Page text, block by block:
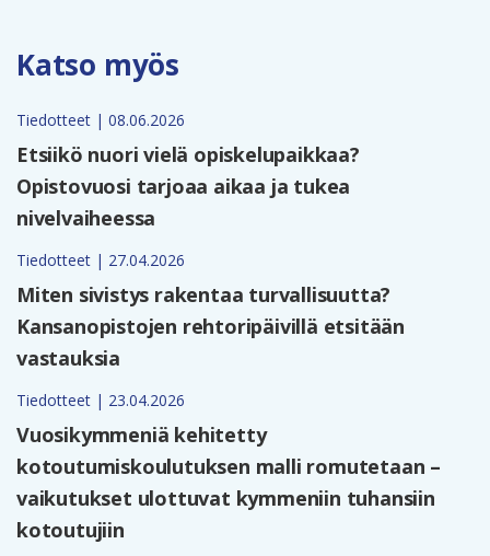
Katso myös
Tiedotteet | 08.06.2026
Etsiikö nuori vielä opiskelupaikkaa?
Opistovuosi tarjoaa aikaa ja tukea
nivelvaiheessa
Tiedotteet | 27.04.2026
Miten sivistys rakentaa turvallisuutta?
Kansanopistojen rehtoripäivillä etsitään
vastauksia
Tiedotteet | 23.04.2026
Vuosikymmeniä kehitetty
kotoutumiskoulutuksen malli romutetaan –
vaikutukset ulottuvat kymmeniin tuhansiin
kotoutujiin